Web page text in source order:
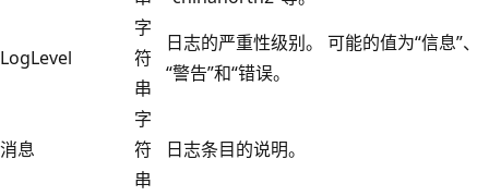
LogLevel
字
符
串
日志的严重性级别。 可能的值为“信息”、
“警告”和“错误。
消息
字
符
串
日志条目的说明。